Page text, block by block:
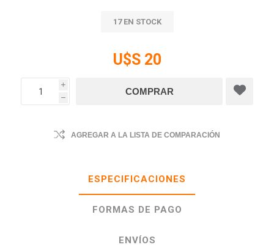
17 EN STOCK
U$S 20
i
h
AGREGAR A LA LISTA DE COMPARACIÓN
ESPECIFICACIONES
FORMAS DE PAGO
ENVÍOS